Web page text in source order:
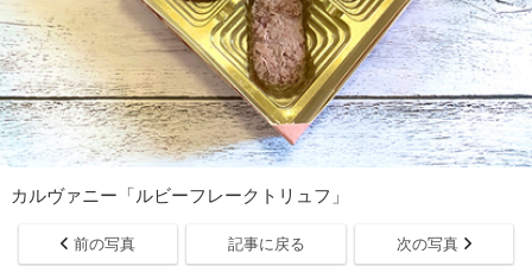
カルヴァニー「ルビーフレークトリュフ」
前の写真 記事に戻る 次の写真